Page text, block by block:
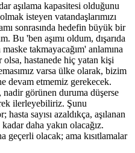
aşılama kapasitesi olduğunu
isteyen vatandaşlarımızı
sonrasında hedefin büyük bir
Bu 'ben aşımı oldum, dışarıda
takmayacağım' anlamına
olsa, hastanede hiç yatan kişi
varsa ülke olarak, bizim
devam etmemiz gerekecek.
görünen duruma düşerse
ilerleyebiliriz. Şunu
hasta sayısı azaldıkça, aşılanan
daha yakın olacağız.
geçerli olacak; ama kısıtlamalar